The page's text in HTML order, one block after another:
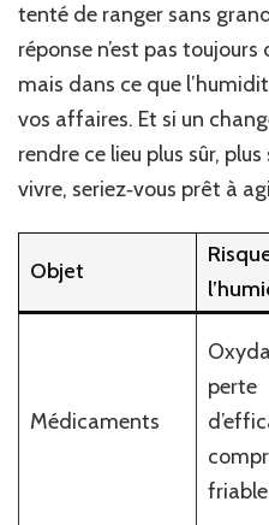
du
jour
lendemain
:
découvrez
cette
radicalement
tenté de ranger sans
réponse n’est pas
mais dans ce que
vos affaires. Et si un
rendre ce lieu plus sûr,
vivre, seriez‑vous prêt à
Objet
Médicaments
perte